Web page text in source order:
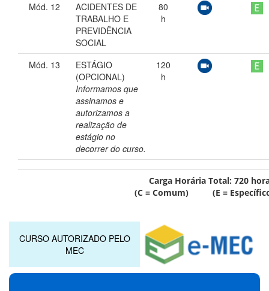
Mód. 12
ACIDENTES DE
TRABALHO E
PREVIDÊNCIA
SOCIAL
80
h
Mód. 13
ESTÁGIO
(OPCIONAL)
Informamos que
assinamos e
autorizamos a
realização de
estágio no
decorrer do curso.
120
h
Carga Horária Total: 720
(C = Comum) (E =
CURSO AUTORIZADO PELO
MEC